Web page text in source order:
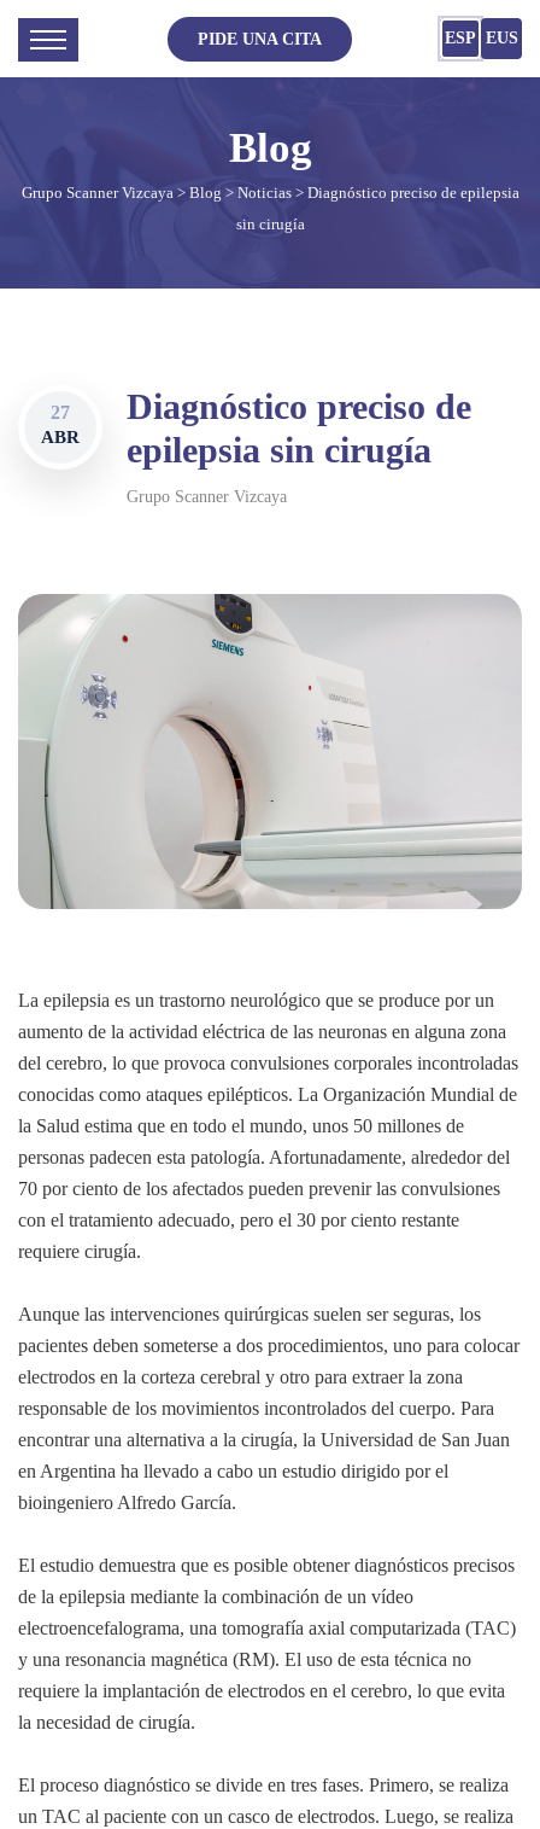
PIDE UNA CITA ESP EUS
Grupo Scanner Vizcaya> Blog > Noticias> Diagnóstico preciso de epilepsia
sin cirugía
27
ABR
Diagnóstico preciso de
epilepsia sin cirugía
Grupo Scanner Vizcaya
La epilepsia es un trastorno neurológico que se produce por un
aumento de la actividad eléctrica de las neuronas en alguna zona
del cerebro, lo que provoca convulsiones corporales incontroladas
conocidas como ataques epilépticos. La Organización Mundial de
la Salud estima que en todo el mundo, unos 50 millones de
personas padecen esta patología. Afortunadamente, alrededor del
70 por ciento de los afectados pueden prevenir las convulsiones
con el tratamiento adecuado, pero el 30 por ciento restante
requiere cirugía.
Aunque las intervenciones quirúrgicas suelen ser seguras, los
pacientes deben someterse a dos procedimientos, uno para colocar
electrodos en la corteza cerebral y otro para extraer la zona
responsable de los movimientos incontrolados del cuerpo. Para
encontrar una alternativa a la cirugía, la Universidad de San Juan
en Argentina ha llevado a cabo un estudio dirigido por el
bioingeniero Alfredo García.
El estudio demuestra que es posible obtener diagnósticos precisos
de la epilepsia mediante la combinación de un vídeo
electroencefalograma, una tomografía axial computarizada (TAC)
y una resonancia magnética (RM). El uso de esta técnica no
requiere la implantación de electrodos en el cerebro, lo que evita
la necesidad de cirugía.
El proceso diagnóstico se divide en tres fases. Primero, se realiza
un TAC al paciente con un casco de electrodos. Luego, se realiza